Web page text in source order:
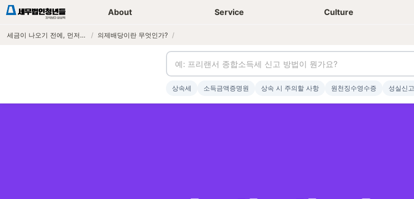
About Service Culture
세금이 나오기 전에, 먼저 연락하는 세무법인 / 의제배당이란 무엇인가? /
세무가이드 콘텐츠 기장상담신청 청년들 일상
상속세 소득금액증명원 상속 시 주의할 사항 원천징수영수증 성실신고